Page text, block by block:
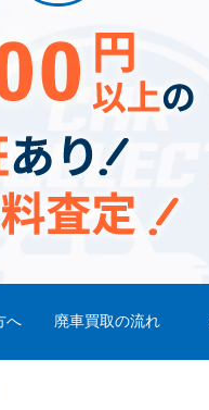
へ 廃車買取の流れ